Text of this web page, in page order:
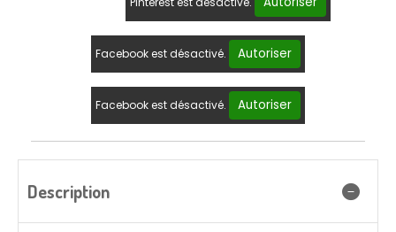
Facebook est désactivé. Autoriser
Facebook est désactivé. Autoriser
Description